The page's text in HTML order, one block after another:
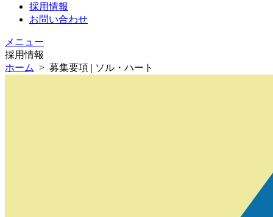
採用情報
お問い合わせ
メニュー
採用情報
ホーム > 募集要項 | ソル・ハート